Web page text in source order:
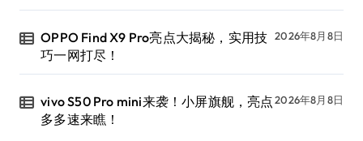
OPPO Find X9 Pro亮点大揭秘，实用技
巧一网打尽！
2026年8月8日
vivo S50 Pro mini来袭！小屏旗舰，亮点
多多速来瞧！
2026年8月8日